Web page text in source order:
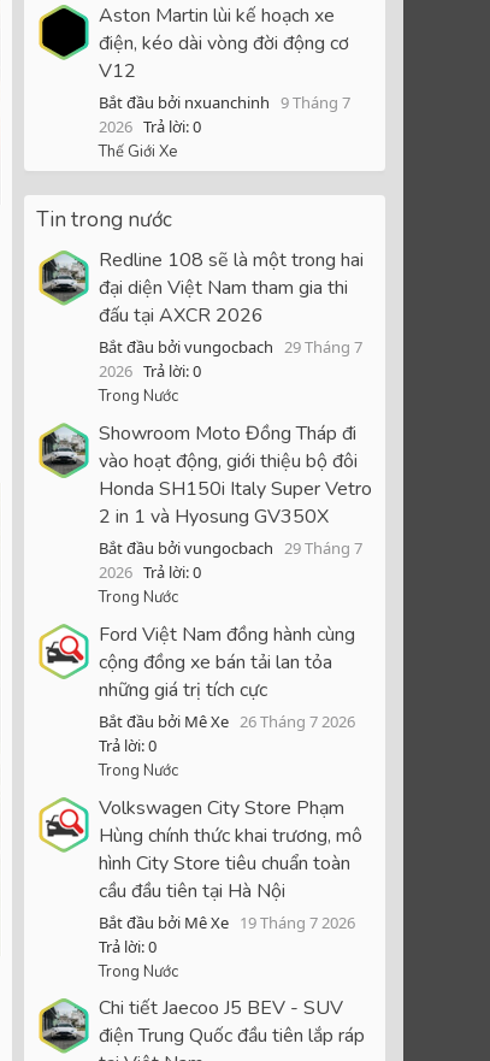
Aston Martin lùi kế hoạch xe
điện, kéo dài vòng đời động cơ
V12
Bắt đầu bởi nxuanchinh 9 Tháng 7
2026 Trả lời: 0
Thế Giới Xe
Tin trong nước
Redline 108 sẽ là một trong hai
đại diện Việt Nam tham gia thi
đấu tại AXCR 2026
Bắt đầu bởi vungocbach 29 Tháng 7
2026 Trả lời: 0
Trong Nước
Showroom Moto Đồng Tháp đi
vào hoạt động, giới thiệu bộ đôi
Honda SH150i Italy Super Vetro
2 in 1 và Hyosung GV350X
Bắt đầu bởi vungocbach 29 Tháng 7
2026 Trả lời: 0
Trong Nước
Ford Việt Nam đồng hành cùng
cộng đồng xe bán tải lan tỏa
những giá trị tích cực
Bắt đầu bởi Mê Xe 26 Tháng 7 2026
Trả lời: 0
Trong Nước
Volkswagen City Store Phạm
Hùng chính thức khai trương, mô
hình City Store tiêu chuẩn toàn
cầu đầu tiên tại Hà Nội
Bắt đầu bởi Mê Xe 19 Tháng 7 2026
Trả lời: 0
Trong Nước
Chi tiết Jaecoo J5 BEV - SUV
điện Trung Quốc đầu tiên lắp ráp